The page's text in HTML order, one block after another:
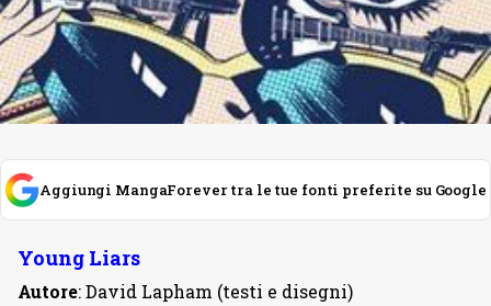
Aggiungi MangaForever tra le tue fonti preferite su Google
Young Liars
Autore: David Lapham (testi e disegni)